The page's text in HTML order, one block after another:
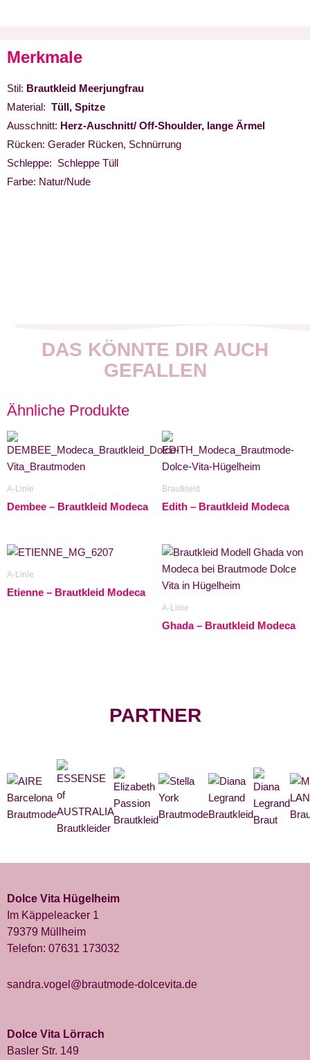
Merkmale
Stil: Brautkleid Meerjungfrau
Material: Tüll, Spitze
Ausschnitt: Herz-Auschnitt/ Off-Shoulder, lange Ärmel
Rücken: Gerader Rücken, Schnürrung
Schleppe: Schleppe Tüll
Farbe: Natur/Nude
DAS KÖNNTE DIR AUCH
GEFALLEN
Ähnliche Produkte
A-Linie
Dembee – Brautkleid Modeca
Brautkleid
Edith – Brautkleid Modeca
A-Linie
Etienne – Brautkleid Modeca
A-Linie
Ghada – Brautkleid Modeca
PARTNER
Dolce Vita Hügelheim
Im Käppeleacker 1
79379 Müllheim
Telefon: 07631 173032
sandra.vogel@brautmode-dolcevita.de
Dolce Vita Lörrach
Basler Str. 149